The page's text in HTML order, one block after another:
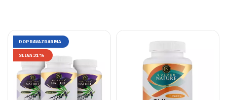
DOPRAVA ZDARMA
SLEVA 31%